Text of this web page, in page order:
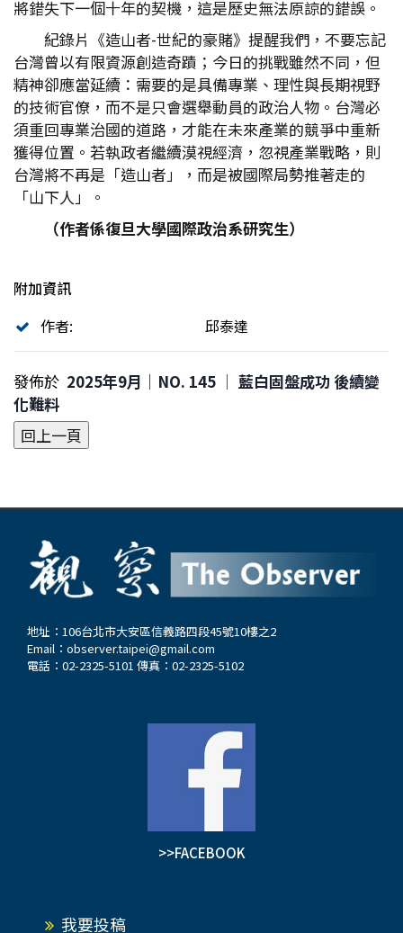
將錯失下一個十年的契機，這是歷史無法原諒的錯誤。
紀錄片《造山者-世紀的豪賭》提醒我們，不要忘記
台灣曾以有限資源創造奇蹟；今日的挑戰雖然不同，但
精神卻應當延續：需要的是具備專業、理性與長期視野
的技術官僚，而不是只會選舉動員的政治人物。台灣必
須重回專業治國的道路，才能在未來產業的競爭中重新
獲得位置。若執政者繼續漠視經濟，忽視產業戰略，則
台灣將不再是「造山者」，而是被國際局勢推著走的
「山下人」。
（作者係復旦大學國際政治系研究生）
附加資訊
作者:
邱泰達
發佈於 2025年9月｜NO. 145 │ 藍白固盤成功 後續變
化難料
地址：106台北市大安區信義路四段45號10樓之2
Email： observer.taipei@gmail.com
電話：02-2325-5101 傳真：02-2325-5102
>>FACEBOOK
我要投稿